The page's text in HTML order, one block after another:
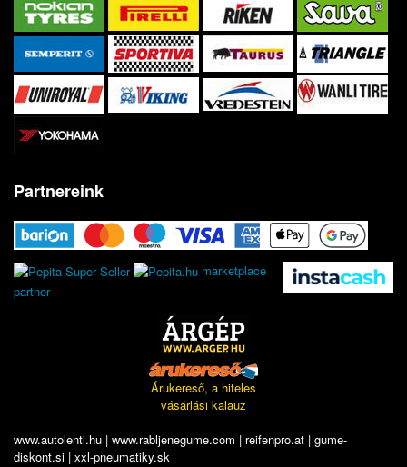
Partnereink
marketplace
partner
Árukereső, a hiteles
vásárlási kalauz
www.autolenti.hu | www.rabljenegume.com | reifenpro.at | gume-
diskont.si | xxl-pneumatiky.sk